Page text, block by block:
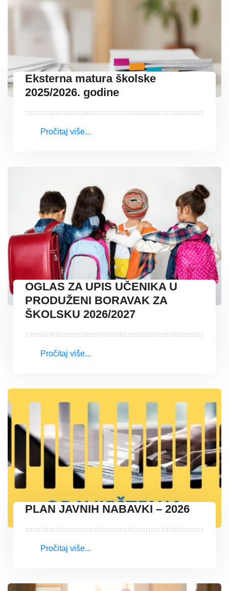
Eksterna matura školske
2025/2026. godine
Pročitaj više...
OGLAS ZA UPIS UČENIKA U
PRODUŽENI BORAVAK ZA
ŠKOLSKU 2026/2027
Pročitaj više...
PLAN JAVNIH NABAVKI – 2026
Pročitaj više...